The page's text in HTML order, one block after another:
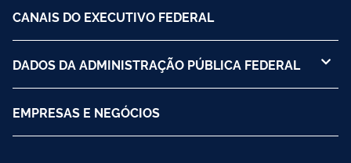
CANAIS DO EXECUTIVO FEDERAL
DADOS DA ADMINISTRAÇÃO PÚBLICA FEDERAL
EMPRESAS E NEGÓCIOS